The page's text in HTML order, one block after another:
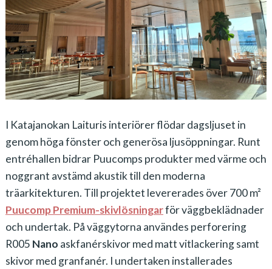
I Katajanokan Laituris interiörer flödar dagsljuset in
genom höga fönster och generösa ljusöppningar. Runt
entréhallen bidrar Puucomps produkter med värme och
noggrant avstämd akustik till den moderna
träarkitekturen. Till projektet levererades över 700 m²
Puucomp Premium-skivlösningarför väggbeklädnader
och undertak. På väggytorna användes perforering
R005 Nano askfanérskivor med matt vitlackering samt
skivor med granfanér. I undertaken installerades